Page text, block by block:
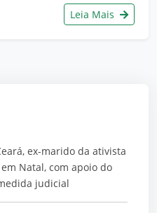
Leia Mais
ex-marido da ativista
Natal, com apoio do
judicial